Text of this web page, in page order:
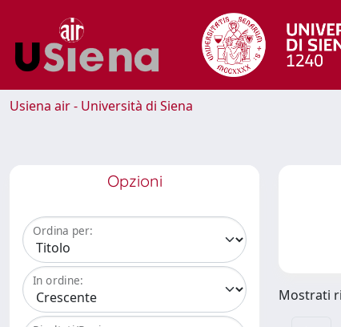
Usiena air - Università di Siena
Opzioni
Ordina per:
In ordine:
Mostrati